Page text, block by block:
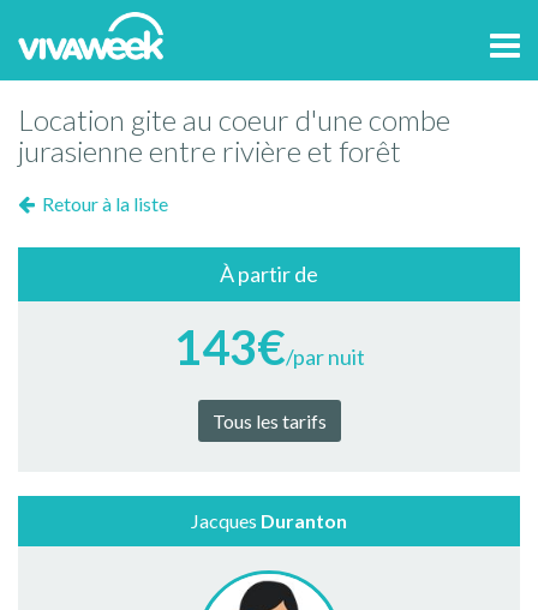
Location gite au coeur d'une combe
jurasienne entre rivière et forêt
Retour à la liste
À partir de
143€/par nuit
Tous les tarifs
Jacques Duranton